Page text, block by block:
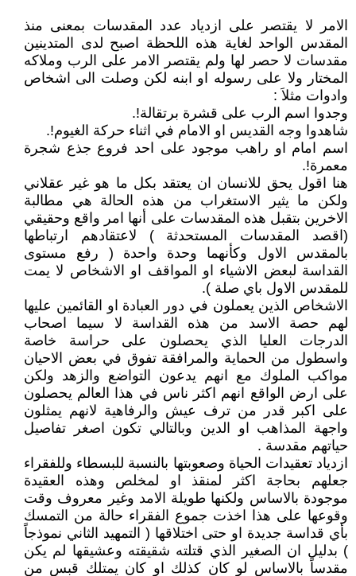
الامر لا يقتصر على ازدياد عدد المقدسات بمعنى منذ
المقدس الواحد لغاية هذه اللحظة اصبح لدى المتدينين
مقدسات لا حصر لها ولم يقتصر الامر على الرب وملاكه
المختار ولا على رسوله او ابنه لكن وصلت الى اشخاص
وادوات مثلاَ :
وجدوا اسم الرب على قشرة برتقالة!.
شاهدوا وجه القديس او الامام في اثناء حركة الغيوم!.
اسم امام او راهب موجود على احد فروع جذع شجرة
معمرة!.
هنا اقول يحق للانسان ان يعتقد بكل ما هو غير عقلاني
ولكن ما يثير الاستغراب من هذه الحالة هي مطالبة
الاخرين بتقبل هذه المقدسات على أنها امر واقع وحقيقي
(اقصد المقدسات المستحدثة ) لاعتقادهم ارتباطها
بالمقدس الاول وكأنهما وحدة واحدة ( رفع مستوى
القداسة لبعض الاشياء او المواقف او الاشخاص لا يمت
للمقدس الاول باي صلة ).
الاشخاص الذين يعملون في دور العبادة او القائمين عليها
لهم حصة الاسد من هذه القداسة لا سيما اصحاب
الدرجات العليا الذي يحصلون على حراسة خاصة
واسطول من الحماية والمرافقة تفوق في بعض الاحيان
مواكب الملوك مع انهم يدعون التواضع والزهد ولكن
على ارض الواقع انهم اكثر ناس في هذا العالم يحصلون
على اكبر قدر من ترف عيش والرفاهية لانهم يمثلون
واجهة المذاهب او الدين وبالتالي تكون اصغر تفاصيل
حياتهم مقدسة .
ازدياد تعقيدات الحياة وصعوبتها بالنسبة للبسطاء وللفقراء
جعلهم بحاجة اكثر لمنقذ او لمخلص وهذه العقيدة
موجودة بالاساس ولكنها طويلة الامد وغير معروف وقت
وقوعها على هذا اخذت جموع الفقراء حالة من التمسك
بأي قداسة جديدة او حتى اختلاقها ( التمهيد الثاني نموذجاً
) بدليل ان الصغير الذي قتلته شقيقته وعشيقها لم يكن
مقدساً بالاساس لو كان كذلك او كان يمتلك قبس من